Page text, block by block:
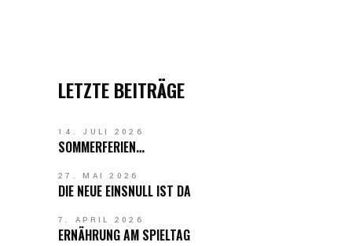
LETZTE BEITRÄGE
14. JULI 2026
SOMMERFERIEN…
27. MAI 2026
DIE NEUE EINSNULL IST DA
7. APRIL 2026
ERNÄHRUNG AM SPIELTAG